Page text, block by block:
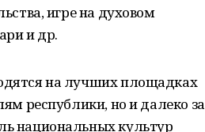
игре на духовом
и др.
на лучших площадках
республики, но и далеко за
национальных культур